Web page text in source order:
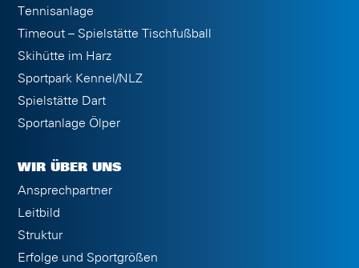
Tennisanlage
Timeout – Spielstätte Tischfußball
Skihütte im Harz
Sportpark Kennel/NLZ
Spielstätte Dart
Sportanlage Ölper
WIR ÜBER UNS
Ansprechpartner
Leitbild
Struktur
Erfolge und Sportgrößen